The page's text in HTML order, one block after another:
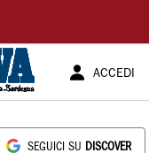
ACCEDI
SEGUICI SU DISCOVER